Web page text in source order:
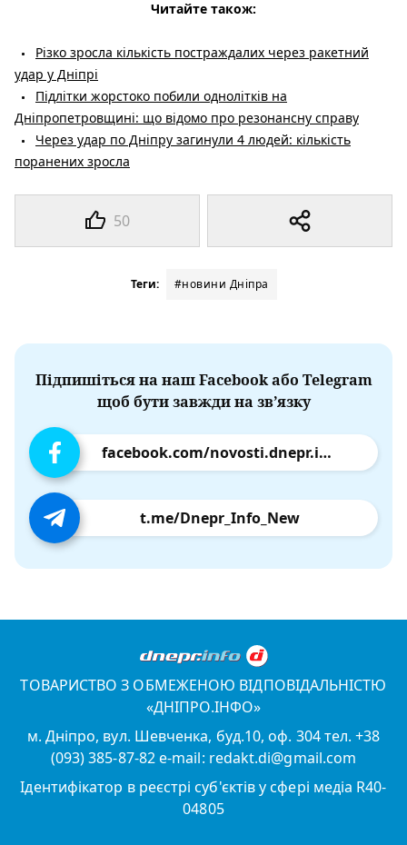
50
Читайте також:
Різко зросла кількість постраждалих через ракетний
удар у Дніпрі
Підлітки жорстоко побили однолітків на
Дніпропетровщині: що відомо про резонансну справу
Через удар по Дніпру загинули 4 людей: кількість
поранених зросла
Теги: #новини Дніпра
Підпишіться на наш Facebook або Telegram
щоб бути завжди на зв’язку
facebook.com/novosti.dnepr.info
t.me/Dnepr_Info_New
ТОВАРИСТВО З ОБМЕЖЕНОЮ ВІДПОВІДАЛЬНІСТЮ
«ДНІПРО.ІНФО»
м. Дніпро, вул. Шевченка, буд.10, оф. 304 тел. +38
(093) 385-87-82 e-mail: redakt.di@gmail.com
Ідентифікатор в реєстрі суб'єктів у сфері медіа R40-
04805